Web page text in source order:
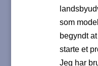
som
begyndt
starte et
Jeg har